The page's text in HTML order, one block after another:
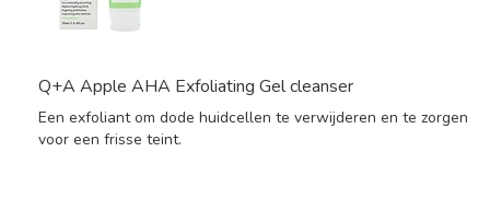
Q+A Apple AHA Exfoliating Gel cleanser
Een exfoliant om dode huidcellen te verwijderen en te zorgen
voor een frisse teint.